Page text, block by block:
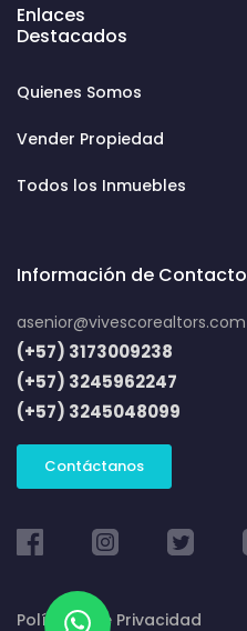
Enlaces
Destacados
Quienes Somos
Vender Propiedad
Todos los Inmuebles
Información de Contacto
asenior@vivescorealtors.com
(+57) 3173009238
(+57) 3245962247
(+57) 3245048099
Contáctanos
Políticas de Privacidad